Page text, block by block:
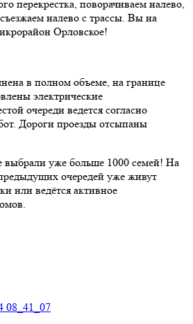
перекрестка, поворачиваем налево,
налево с трассы. Вы на
Орловское!
в полном объеме, на границе
электрические
очереди ведется согласно
Дороги проезды отсыпаны
уже больше 1000 семей! На
очередей уже живут
или ведётся активное